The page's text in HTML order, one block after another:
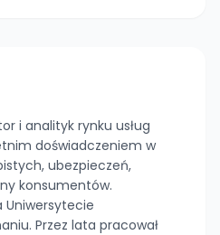
i analityk rynku usług
doświadczeniem w
ubezpieczeń,
konsumentów.
Uniwersytecie
Przez lata pracował